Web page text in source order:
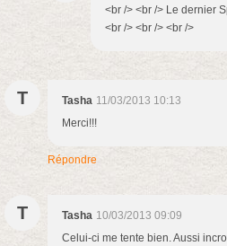
<br /> <br /> Le dernier
<br /> <br /> <br />
T Tasha 11/03/2013 10:13
Merci!!!
Répondre
T Tasha 10/03/2013 09:09
Celui-ci me tente bien. Aussi